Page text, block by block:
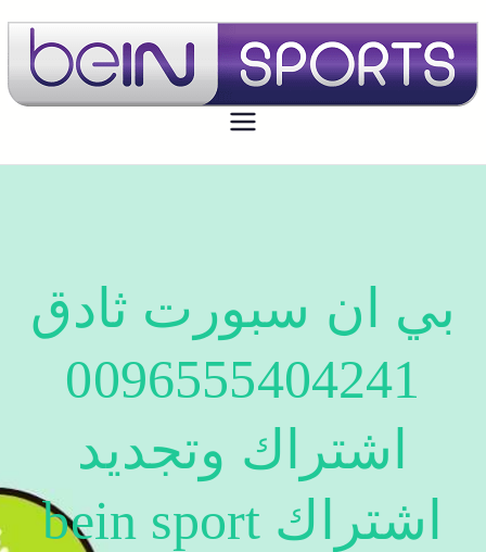
بي ان سبورت الكويت
تجديد اشتراك بي ان سبورت اون لاين
بي ان سبورت ثادق
0096555404241
اشتراك وتجديد
اشتراك bein sport